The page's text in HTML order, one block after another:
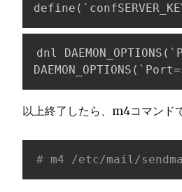
dnl
以上終了したら、m4コマンド
# m4 /etc/mail/